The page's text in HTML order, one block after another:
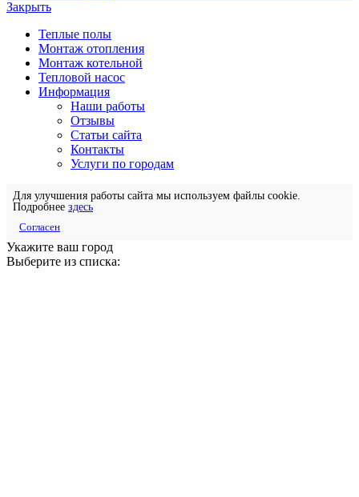
Закрыть
Теплые полы
Монтаж отопления
Монтаж котельной
Тепловой насос
Информация
Наши работы
Отзывы
Статьи сайта
Контакты
Услуги по городам
Для улучшения работы сайта мы используем файлы cookie.
Подробнее здесь
Согласен
Укажите ваш город
Выберите из списка: